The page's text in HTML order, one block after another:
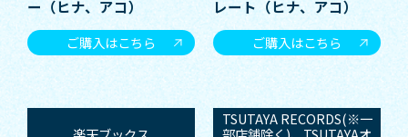
ー（ヒナ、アコ）
ご購入はこちら
レート（ヒナ、アコ）
ご購入はこちら
TSUTAYA RECORDS(※一